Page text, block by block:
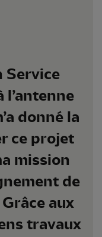
Service
l’antenne
donné la
ce projet
mission
de
aux
travaux